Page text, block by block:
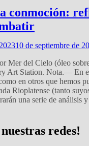
conmoción:
10 de septiembre de
Mer del Cielo (óleo
Art Station. Nota.— En
en otros que hemos
Rioplatense (tanto
una serie de análisis
nuestras redes!